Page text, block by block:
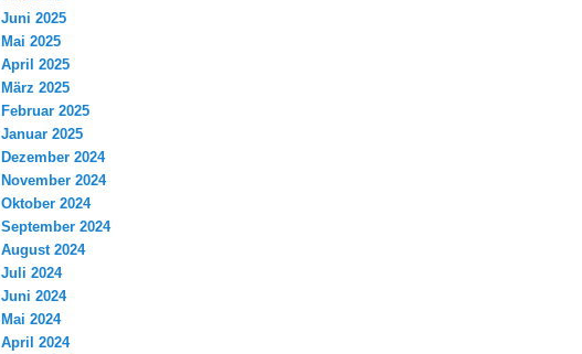
Juni 2025
Mai 2025
April 2025
März 2025
Februar 2025
Januar 2025
Dezember 2024
November 2024
Oktober 2024
September 2024
August 2024
Juli 2024
Juni 2024
Mai 2024
April 2024